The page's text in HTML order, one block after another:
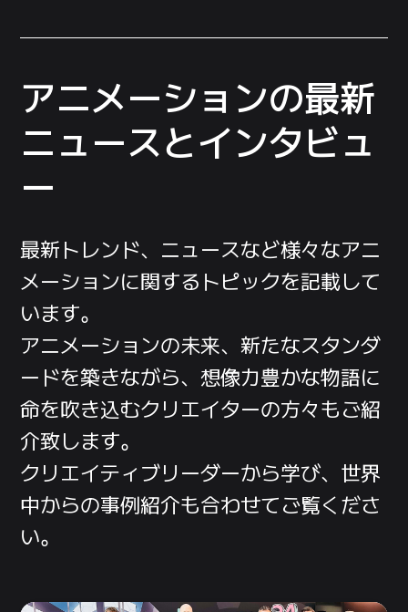
アニメーションの最新
ニュースとインタビュ
ー
最新トレンド、 ニュースなど様々なアニ
メーションに関する トピックを記載して
います。
アニメーションの未来、 新たなスタンダ
ードを築きながら、 想像力豊かな物語に
命を吹き込むクリエイターの方々もご紹
介致します。
クリエイティブリーダーから学び、 世界
中からの事例紹介も合わせてご覧くださ
い。